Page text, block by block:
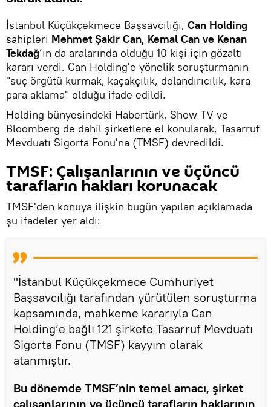
İstanbul Küçükçekmece Başsavcılığı, Can Holding
sahipleri Mehmet Şakir Can, Kemal Can ve Kenan
Tekdağ’ın da aralarında olduğu 10 kişi için gözaltı
kararı verdi. Can Holding'e yönelik soruşturmanın
"suç örgütü kurmak, kaçakçılık, dolandırıcılık, kara
para aklama" olduğu ifade edildi.
Holding bünyesindeki Habertürk, Show TV ve
Bloomberg de dahil şirketlere el konularak, Tasarruf
Mevduatı Sigorta Fonu'na (TMSF) devredildi.
TMSF: Çalışanlarının ve üçüncü
tarafların hakları korunacak
TMSF'den konuya ilişkin bugün yapılan açıklamada
şu ifadeler yer aldı:
"İstanbul Küçükçekmece Cumhuriyet
Başsavcılığı tarafından yürütülen soruşturma
kapsamında, mahkeme kararıyla Can
Holding’e bağlı 121 şirkete Tasarruf Mevduatı
Sigorta Fonu (TMSF) kayyım olarak
atanmıştır.
Bu dönemde TMSF’nin temel amacı, şirket
çalışanlarının ve üçüncü tarafların haklarının